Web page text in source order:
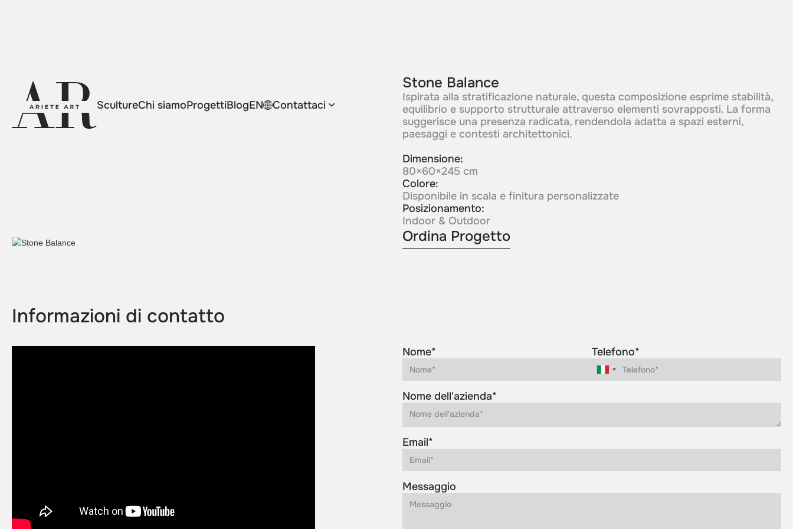
ScultureChi siamoProgettiBlogEN Contattaci
Stone Balance
Ispirata alla stratificazione naturale, questa composizione esprime stabilità,
equilibrio e supporto strutturale attraverso elementi sovrapposti. La forma
suggerisce una presenza radicata, rendendola adatta a spazi esterni,
paesaggi e contesti architettonici.
Dimensione:
80×60×245 cm
Colore:
Disponibile in scala e finitura personalizzate
Posizionamento:
Indoor & Outdoor
Ordina Progetto
Informazioni di contatto
Nome* Telefono*
Nome dell'azienda*
Email*
Messaggio